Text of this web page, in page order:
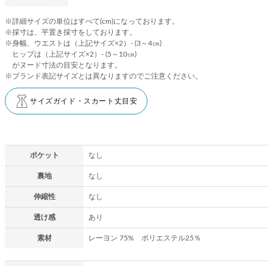
※詳細サイズの単位はすべて(cm)になっております。
※採寸は、平置き採寸をしております。
※身幅、ウエストは（上記サイズ×2）- (3～4㎝)
ヒップは（上記サイズ×2）- (5～10㎝)
がヌード寸法の目安となります。
※ブランド表記サイズとは異なりますのでご注意ください。
サイズガイド・スカート丈目安
ポケット なし
裏地 なし
伸縮性 なし
透け感 あり
素材 レーヨン 75% ポリエステル25％